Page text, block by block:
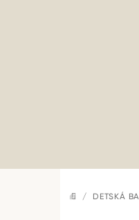
DOMOV
/ DETSKÁ